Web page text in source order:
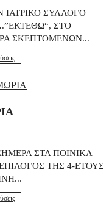
ΙΑΤΡΙΚΟ ΣΥΛΛΟΓΟ
ΣΤΟ
ΣΚΕΠΤΟΜΕΝΩΝ...
ΣΤΑ ΠΟΙΝΙΚΑ
ΤΗΣ 4-ΕΤΟΥΣ